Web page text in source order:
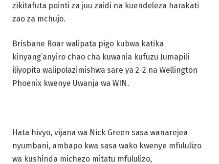
zikitafuta pointi za juu zaidi na kuendeleza harakati
zao za mchujo.
Brisbane Roar walipata pigo kubwa katika
kinyang’anyiro chao cha kuwania kufuzu Jumapili
iliyopita walipolazimishwa sare ya 2-2 na Wellington
Phoenix kwenye Uwanja wa WIN.
Hata hivyo, vijana wa Nick Green sasa wanarejea
nyumbani, ambapo kwa sasa wako kwenye mfululizo
wa kushinda michezo mitatu mfululizo,